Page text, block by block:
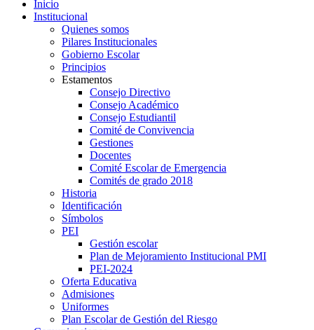
Inicio
Institucional
Quienes somos
Pilares Institucionales
Gobierno Escolar
Principios
Estamentos
Consejo Directivo
Consejo Académico
Consejo Estudiantil
Comité de Convivencia
Gestiones
Docentes
Comité Escolar de Emergencia
Comités de grado 2018
Historia
Identificación
Símbolos
PEI
Gestión escolar
Plan de Mejoramiento Institucional PMI
PEI-2024
Oferta Educativa
Admisiones
Uniformes
Plan Escolar de Gestión del Riesgo